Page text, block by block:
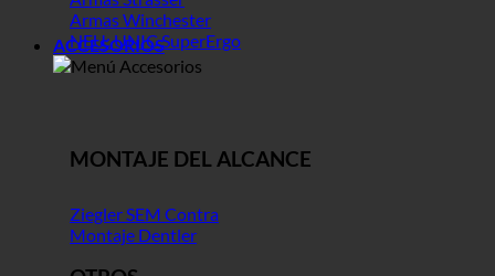
Armas Winchester
NEU: UNIC SuperErgo
ACCESORIOS
MONTAJE DEL ALCANCE
Ziegler SEM Contra
Montaje Dentler